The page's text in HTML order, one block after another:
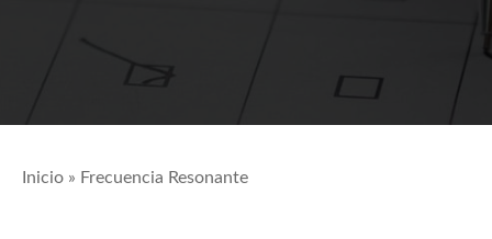
Inicio » Frecuencia Resonante